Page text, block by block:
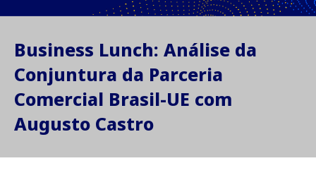
Business Lunch: Análise da
Conjuntura da Parceria
Comercial Brasil-UE com
Augusto Castro